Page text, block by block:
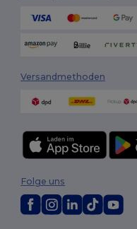
Versandmethoden
Folge uns